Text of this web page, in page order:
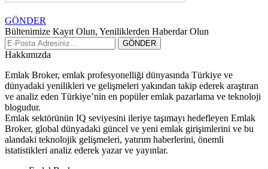
GÖNDER
Bültenimize Kayıt Olun, Yeniliklerden Haberdar Olun
Hakkımızda
Emlak Broker, emlak profesyonelliği dünyasında Türkiye ve
dünyadaki yenilikleri ve gelişmeleri yakından takip ederek araştıran
ve analiz eden Türkiye’nin en popüler emlak pazarlama ve teknoloji
blogudur.
Emlak sektörünün IQ seviyesini ileriye taşımayı hedefleyen Emlak
Broker, global dünyadaki güncel ve yeni emlak girişimlerini ve bu
alandaki teknolojik gelişmeleri, yatırım haberlerini, önemli
istatistikleri analiz ederek yazar ve yayınlar.